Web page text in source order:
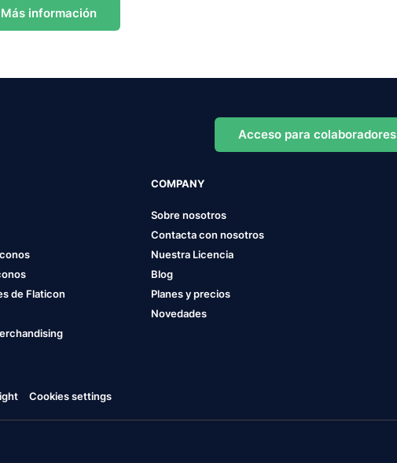
Más información
Acceso para colaboradores
de Flaticon
COMPANY
Sobre nosotros
Contacta con nosotros
Nuestra Licencia
Blog
Planes y precios
Novedades
Cookies settings